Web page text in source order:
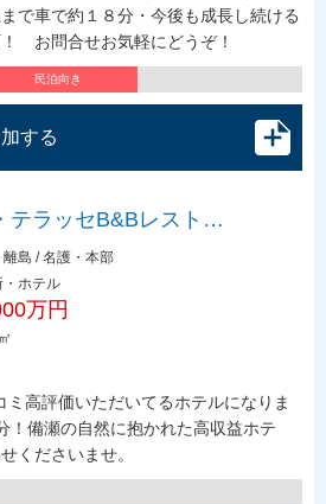
で車で約１８分・今後も成長し続ける
お問合せお気軽にどうぞ！
民泊向き
する
ラッセB&Bレスト…
離島 / 名護・本部
・ホテル
万円
高評価いただいてるホテルになりま
！備瀬の自然に抱かれた高収益ホテ
くださいませ。